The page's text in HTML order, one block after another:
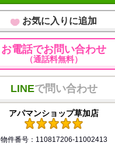
お気に入りに追加
お電話でお問い合わせ
（通話料無料）
LINEで問い合わせ
アパマンショップ草加店
物件番号：110817206-11002413